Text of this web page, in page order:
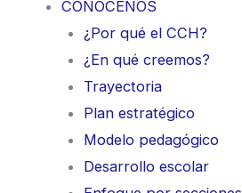
CONÓCENOS
¿Por qué el CCH?
¿En qué creemos?
Trayectoria
Plan estratégico
Modelo pedagógico
Desarrollo escolar